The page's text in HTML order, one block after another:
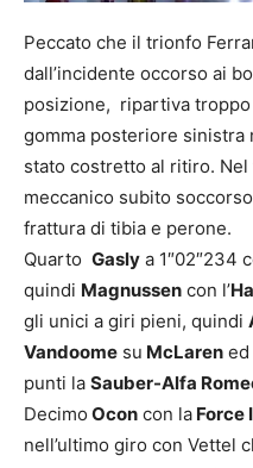
Peccato che il trionfo
dall’incidente occorso ai
posizione, ripartiva
gomma posteriore sinistra
stato costretto al ritiro.
meccanico subito
frattura di tibia e perone.
Quarto Gasly a 1″02″234
quindi Magnussen con l’
gli unici a giri pieni, quindi
Vandoome su McLaren ed
punti la Sauber-Alfa
Decimo Ocon con la Force
nell’ultimo giro con Vettel